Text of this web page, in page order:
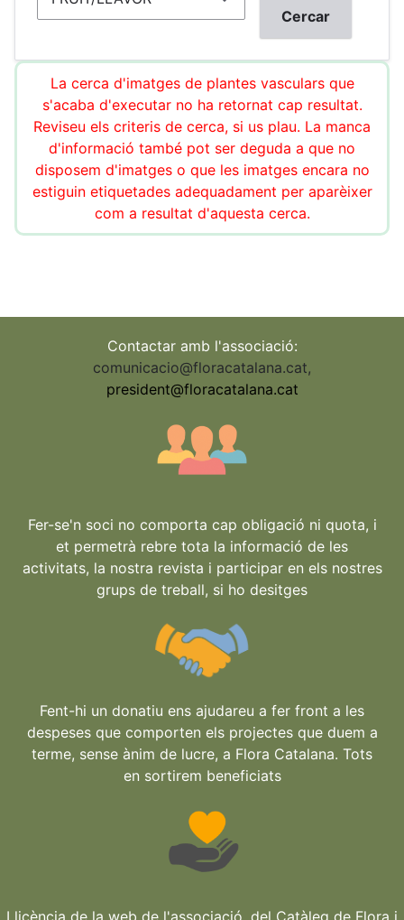
La cerca d'imatges de plantes vasculars que
s'acaba d'executar no ha retornat cap resultat.
Reviseu els criteris de cerca, si us plau. La manca
d'informació també pot ser deguda a que no
disposem d'imatges o que les imatges encara no
estiguin etiquetades adequadament per aparèixer
com a resultat d'aquesta cerca.
Contactar amb l'associació:
comunicacio@floracatalana.cat,
president@floracatalana.cat
Fer-se'n soci no comporta cap obligació ni quota, i
et permetrà rebre tota la informació de les
activitats, la nostra revista i participar en els nostres
grups de treball, si ho desitges
Fent-hi un donatiu ens ajudareu a fer front a les
despeses que comporten els projectes que duem a
terme, sense ànim de lucre, a Flora Catalana. Tots
en sortirem beneficiats
Llicència de la web de l'associació, del Catàleg de Flora i